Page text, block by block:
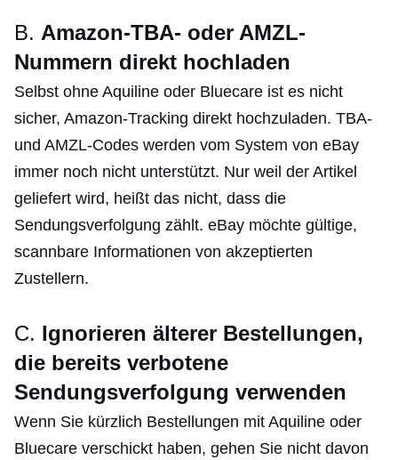
B. Amazon-TBA- oder AMZL-
Nummern direkt hochladen
Selbst ohne Aquiline oder Bluecare ist es nicht
sicher, Amazon-Tracking direkt hochzuladen. TBA-
und AMZL-Codes werden vom System von eBay
immer noch nicht unterstützt. Nur weil der Artikel
geliefert wird, heißt das nicht, dass die
Sendungsverfolgung zählt. eBay möchte gültige,
scannbare Informationen von akzeptierten
Zustellern.
C. Ignorieren älterer Bestellungen,
die bereits verbotene
Sendungsverfolgung verwenden
Wenn Sie kürzlich Bestellungen mit Aquiline oder
Bluecare verschickt haben, gehen Sie nicht davon